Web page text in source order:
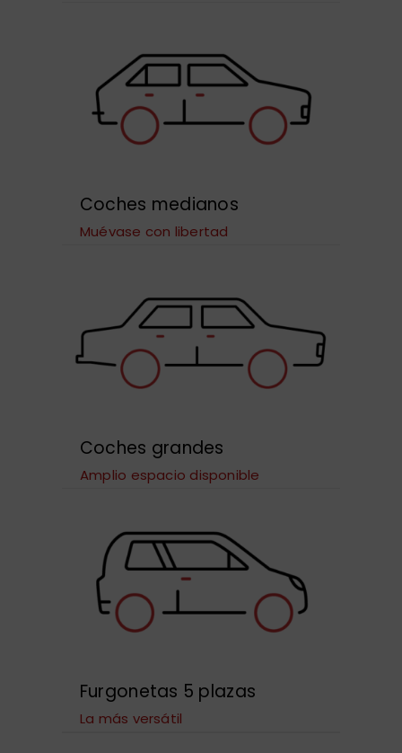
Coches medianos
Muévase con libertad
Coches grandes
Amplio espacio disponible
Furgonetas 5 plazas
La más versátil